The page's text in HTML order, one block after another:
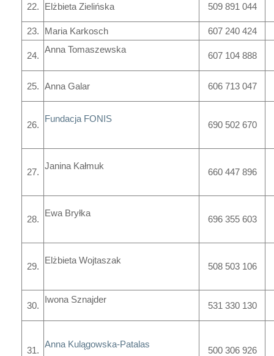
22. Elżbieta Zielińska 509 891 044
23. Maria Karkosch 607 240 424
24.
Anna Tomaszewska
607 104 888
25. Anna Galar 606 713 047
26.
Fundacja FONIS
690 502 670
27.
Janina Kałmuk
660 447 896
28.
Ewa Bryłka
696 355 603
29.
Elżbieta Wojtaszak
508 503 106
30.
Iwona Sznajder
531 330 130
31.
Anna Kulągowska-Patalas
500 306 926